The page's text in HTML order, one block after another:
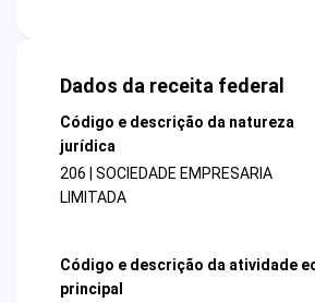
Dados da receita federal
Código e descrição da natureza
jurídica
206 | SOCIEDADE EMPRESARIA
LIMITADA
Código e descrição da atividade
principal